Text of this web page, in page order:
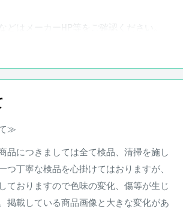
どはメーカーHP等をご確認ください。
認ください。
た中古品となります。
きらないスリ傷等が存在する場合がござ
≫
品につきましては全て検品、清掃を施し
つ丁寧な検品を心掛けてはおりますが、
ておりますので色味の変化、傷等が生じ
掲載している商品画像と大きな変化があ